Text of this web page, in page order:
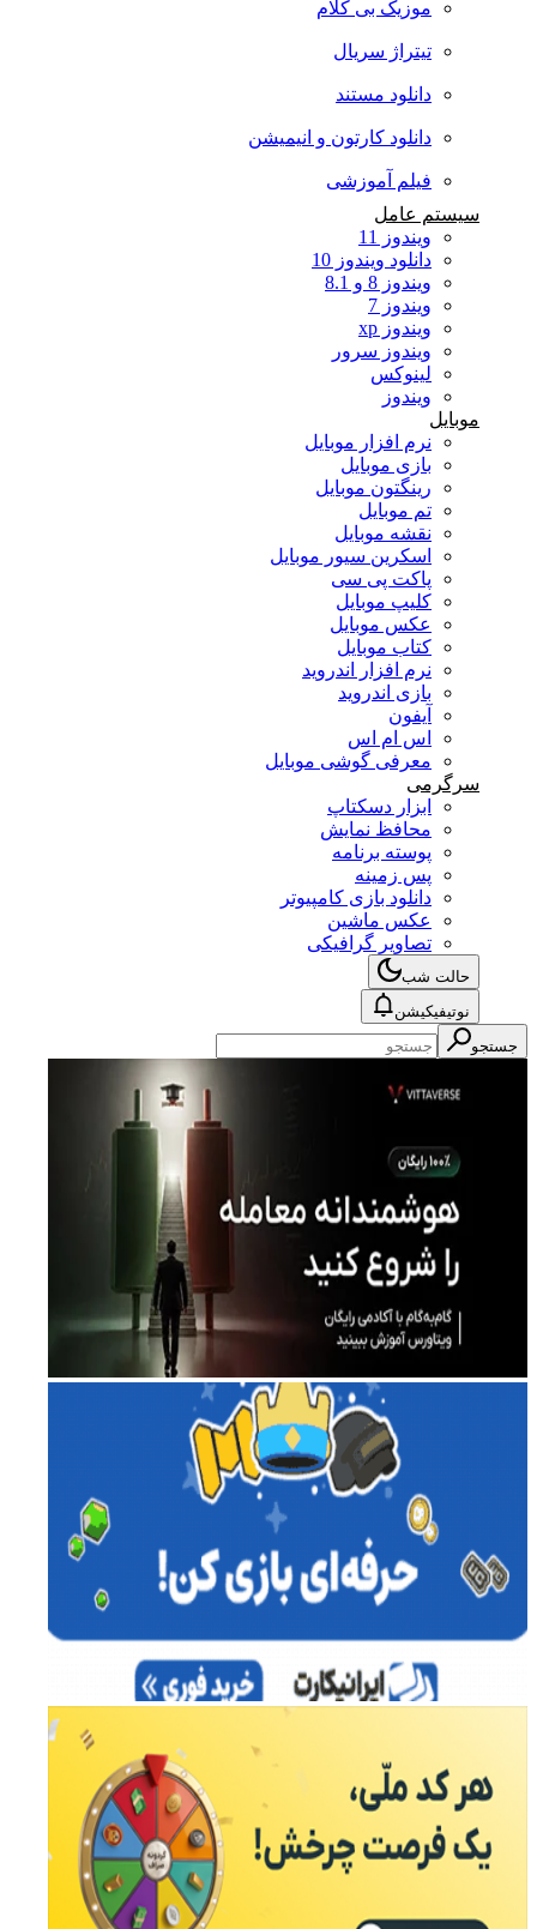
موزیک بی کلام
تیتراژ سریال
دانلود مستند
دانلود کارتون و انیمیشن
فیلم آموزشی
سیستم عامل
ویندوز 11
دانلود ویندوز 10
ویندوز 8 و 8.1
ویندوز 7
ویندوز xp
ویندوز سرور
لینوکس
ویندوز
موبایل
نرم افزار موبایل
بازی موبایل
رینگتون موبایل
تم موبایل
نقشه موبایل
اسکرین سیور موبایل
پاکت پی سی
کلیپ موبایل
عکس موبایل
کتاب موبایل
نرم افزار اندروید
بازی اندروید
آیفون
اس ام اس
معرفی گوشی موبایل
سرگرمی
ابزار دسکتاپ
محافظ نمایش
پوسته برنامه
پس زمینه
دانلود بازی کامپیوتر
عکس ماشین
تصاویر گرافیکی
حالت شب
نوتیفیکیشن
جستجو